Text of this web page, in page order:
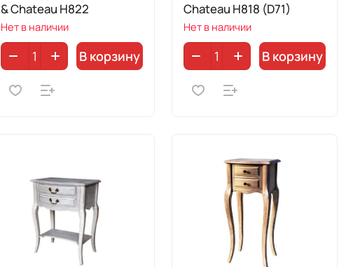
& Chateau H822
Нет в наличии
В корзину
Chateau H818 (D71)
Нет в наличии
В корзину